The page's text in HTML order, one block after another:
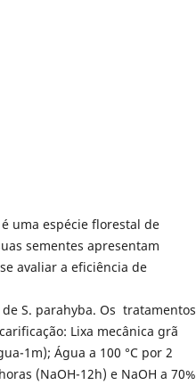
uma espécie florestal de
sementes apresentam
avaliar a eficiência de
S. parahyba. Os tratamentos
Lixa mecânica grã
1m); Água a 100 °C por 2
(NaOH-12h) e NaOH a 70%